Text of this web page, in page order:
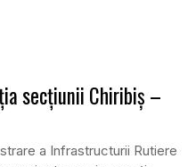
secțiunii Chiribiș –
a Infrastructurii Rutiere